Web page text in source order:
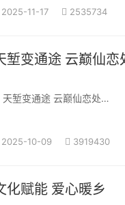
2025-11-17 2535734
天堑变通途 云巅仙
天堑变通途 云巅仙恋处
日，和小敏从贵阳驱车去
2025-10-09 3919430
文化赋能 爱心暖乡